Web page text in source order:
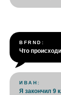
BFRND:
Что
ИВАН:
Я закончил 9